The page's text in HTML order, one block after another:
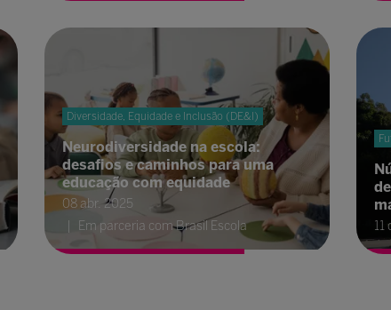
Diversidade, Equidade e Inclusão (DE&I)
Neurodiversidade na escola:
desafios e caminhos para uma
educação com equidade
08 abr. 2025
Em parceria com Brasil Escola
11